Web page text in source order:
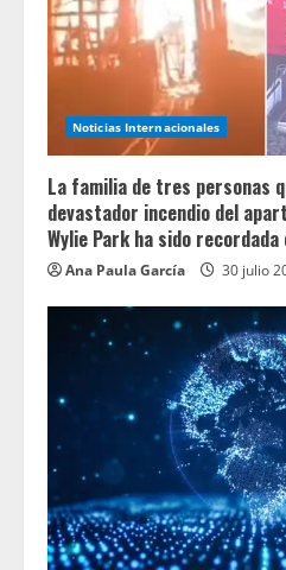
Noticias Internacionales
La familia de tres personas
devastador incendio del
Wylie Park ha sido
Ana Paula García 30 julio